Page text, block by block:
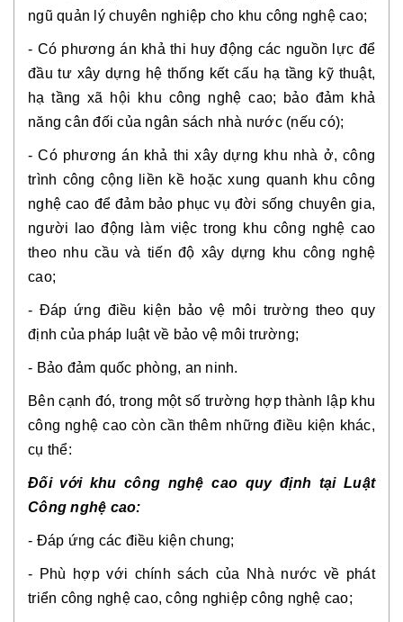
ngũ quản lý chuyên nghiệp cho khu công nghệ cao;
- Có phương án khả thi huy động các nguồn lực để
đầu tư xây dựng hệ thống kết cấu hạ tầng kỹ thuật,
hạ tầng xã hội khu công nghệ cao; bảo đảm khả
năng cân đối của ngân sách nhà nước (nếu có);
- Có phương án khả thi xây dựng khu nhà ở, công
trình công cộng liền kề hoặc xung quanh khu công
nghệ cao để đảm bảo phục vụ đời sống chuyên gia,
người lao động làm việc trong khu công nghệ cao
theo nhu cầu và tiến độ xây dựng khu công nghệ
cao;
- Đáp ứng điều kiện bảo vệ môi trường theo quy
định của pháp luật về bảo vệ môi trường;
- Bảo đảm quốc phòng, an ninh.
Bên cạnh đó, trong một số trường hợp thành lập khu
công nghệ cao còn cần thêm những điều kiện khác,
cụ thể:
Đối với khu công nghệ cao quy định tại Luật
Công nghệ cao:
- Đáp ứng các điều kiện chung;
- Phù hợp với chính sách của Nhà nước về phát
triển công nghệ cao, công nghiệp công nghệ cao;